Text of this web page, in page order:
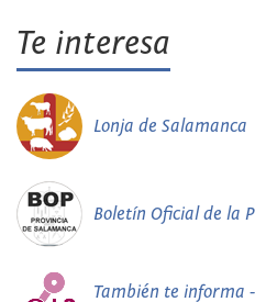
Te interesa
Lonja de Salamanca
Boletín Oficial de la
También te informa